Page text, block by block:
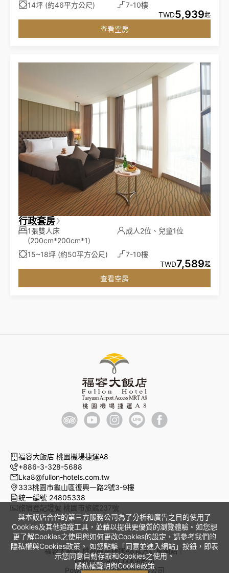
14坪 (約46平方公尺)
7-10樓
TWD5,939起
查看空房
行政套房
1張雙人床
(200cm*200cm*1)
成人2位、兒童1位
15~18坪 (約50平方公尺)
7-10樓
TWD7,589起
查看空房
與本飯店合作的第三方服務公司為了分析和廣告之目的使用了
Cookies及其他追蹤工具，並藉以提供更優質的瀏覽體驗。如您想
更了解Cookies之使用與如何更改Cookies的設定，請參考我們的
隱私權與Cookies政策。 如您點擊「同意並進入網站」按鈕，即表
示您同意自動存取和Cookies之使用。
隱私權聲明與Cookie政策
福容大飯店 桃園機場捷運A8
+886-3-328-5688
Lka8@fullon-hotels.com.tw
333桃園市龜山區復興一路2號3-9樓
統一編號 24805338
旅宿登記證號 桃園市旅館237號
福容大飯店 桃園機場捷運A8官方訂房網站｜
隱私權聲明與Cookie政策
Powered by曜通資訊有限公司